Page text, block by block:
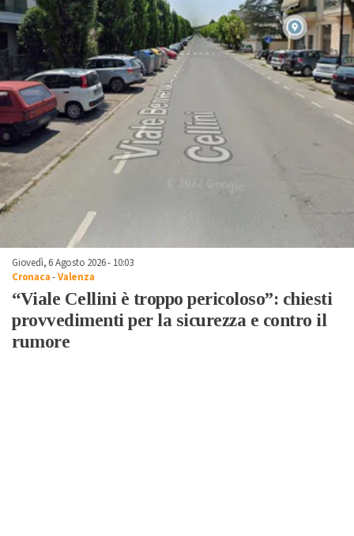
Giovedì, 6 Agosto 2026 - 10:03
Cronaca-Valenza
“Viale Cellini è troppo pericoloso”: chiesti
provvedimenti per la sicurezza e contro il
rumore